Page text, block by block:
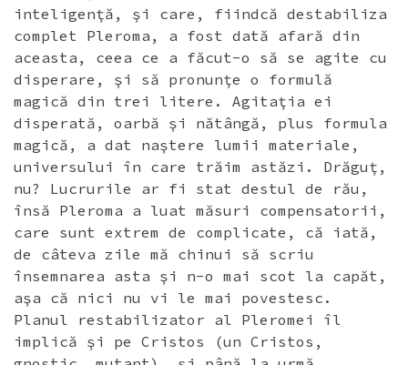
inteligenţă, şi care, fiindcă destabiliza
complet Pleroma, a fost dată afară din
aceasta, ceea ce a făcut-o să se agite cu
disperare, şi să pronunţe o formulă
magică din trei litere. Agitaţia ei
disperată, oarbă şi nătângă, plus formula
magică, a dat naştere lumii materiale,
universului în care trăim astăzi. Drăguţ,
nu? Lucrurile ar fi stat destul de rău,
însă Pleroma a luat măsuri compensatorii,
care sunt extrem de complicate, că iată,
de câteva zile mă chinui să scriu
însemnarea asta şi n-o mai scot la capăt,
aşa că nici nu vi le mai povestesc.
Planul restabilizator al Pleromei îl
implică şi pe Cristos (un Cristos,